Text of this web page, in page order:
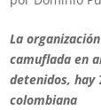
La
camuflada en
detenidos, hay
colombiana